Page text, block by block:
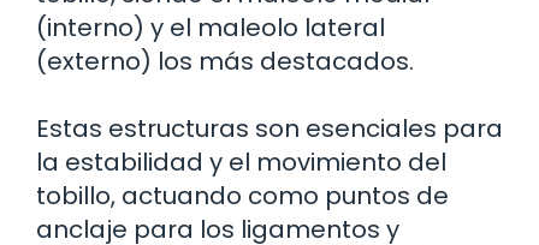
(interno) y el maleolo lateral
(externo) los más destacados.
Estas estructuras son esenciales para
la estabilidad y el movimiento del
tobillo, actuando como puntos de
anclaje para los ligamentos y